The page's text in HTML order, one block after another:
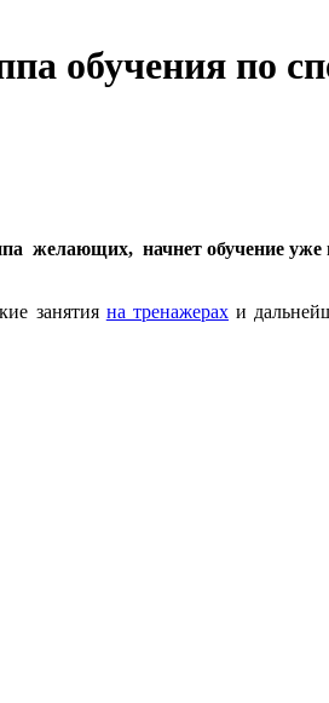
обучения по
желающих, начнет обучение уже
занятия на тренажерахи